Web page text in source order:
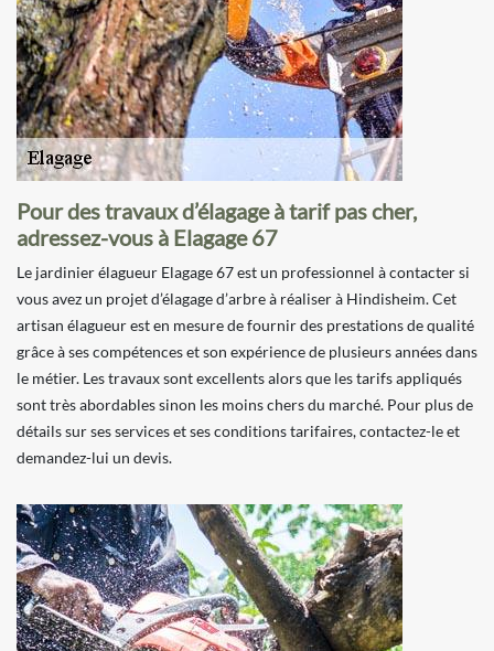
Pour des travaux d’élagage à tarif pas cher,
adressez-vous à Elagage 67
Le jardinier élagueur Elagage 67 est un professionnel à contacter si
vous avez un projet d’élagage d’arbre à réaliser à Hindisheim. Cet
artisan élagueur est en mesure de fournir des prestations de qualité
grâce à ses compétences et son expérience de plusieurs années dans
le métier. Les travaux sont excellents alors que les tarifs appliqués
sont très abordables sinon les moins chers du marché. Pour plus de
détails sur ses services et ses conditions tarifaires, contactez-le et
demandez-lui un devis.